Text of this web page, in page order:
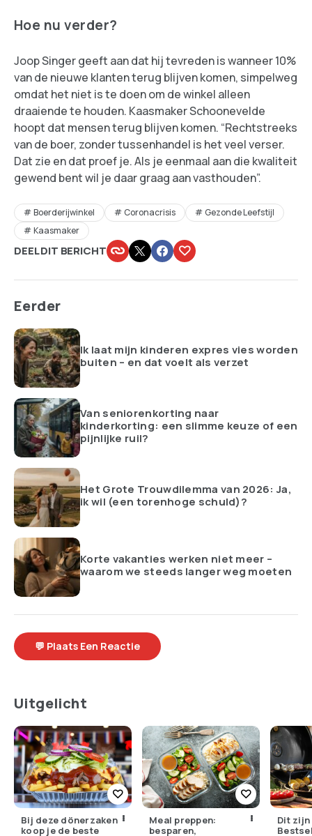
Hoe nu verder?
Joop Singer geeft aan dat hij tevreden is wanneer 10%
van de nieuwe klanten terug blijven komen, simpelweg
omdat het niet is te doen om de winkel alleen
draaiende te houden. Kaasmaker Schoonevelde
hoopt dat mensen terug blijven komen. “Rechtstreeks
van de boer, zonder tussenhandel is het veel verser.
Dat zie en dat proef je. Als je eenmaal aan die kwaliteit
gewend bent wil je daar graag aan vasthouden”.
Boerderijwinkel Coronacrisis
Gezonde Leefstijl
Kaasmaker
DEEL DIT BERICHT
Eerder
Ik laat mijn kinderen expres vies worden
buiten – en dat voelt als verzet
Van seniorenkorting naar
kinderkorting: een slimme keuze of een
pijnlijke ruil?
Het Grote Trouwdilemma van 2026: Ja,
ik wil (een torenhoge schuld)?
Korte vakanties werken niet meer –
waarom we steeds langer weg moeten
💬 Plaats Een Reactie
Uitgelicht
Bij deze dönerzaken
koop je de beste
Meal preppen:
besparen,
Dit zijn